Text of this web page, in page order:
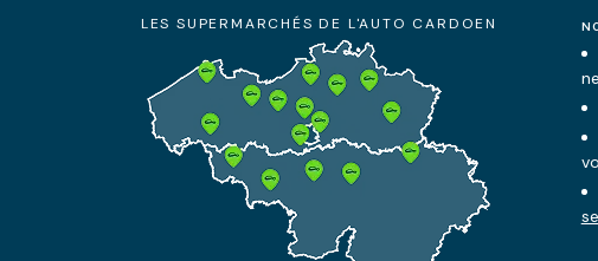
LES SUPERMARCHÉS DE L'AUTO CARDOEN